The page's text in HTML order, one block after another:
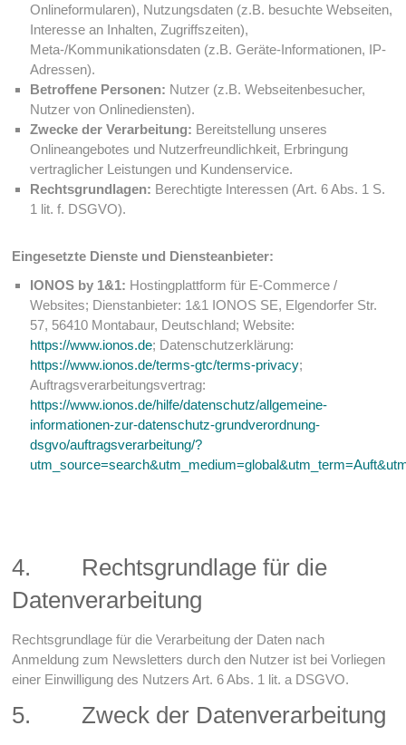
Onlineformularen), Nutzungsdaten (z.B. besuchte Webseiten,
Interesse an Inhalten, Zugriffszeiten),
Meta-/Kommunikationsdaten (z.B. Geräte-Informationen, IP-
Adressen).
Betroffene Personen: Nutzer (z.B. Webseitenbesucher,
Nutzer von Onlinediensten).
Zwecke der Verarbeitung: Bereitstellung unseres
Onlineangebotes und Nutzerfreundlichkeit, Erbringung
vertraglicher Leistungen und Kundenservice.
Rechtsgrundlagen: Berechtigte Interessen (Art. 6 Abs. 1 S.
1 lit. f. DSGVO).
Eingesetzte Dienste und Diensteanbieter:
IONOS by 1&1: Hostingplattform für E-Commerce /
Websites; Dienstanbieter: 1&1 IONOS SE, Elgendorfer Str.
57, 56410 Montabaur, Deutschland; Website:
https://www.ionos.de; Datenschutzerklärung:
https://www.ionos.de/terms-gtc/terms-privacy;
Auftragsverarbeitungsvertrag:
https://www.ionos.de/hilfe/datenschutz/allgemeine-
informationen-zur-datenschutz-grundverordnung-
dsgvo/auftragsverarbeitung/?
4. Rechtsgrundlage für die
Datenverarbeitung
Rechtsgrundlage für die Verarbeitung der Daten nach
Anmeldung zum Newsletters durch den Nutzer ist bei Vorliegen
einer Einwilligung des Nutzers Art. 6 Abs. 1 lit. a DSGVO.
5. Zweck der Datenverarbeitung